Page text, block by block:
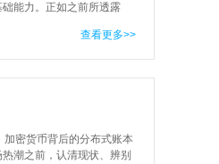
能力。正如之前所透露
查看更多>>
密货币背后的分布式账本
潮之前，认清现状、辨别